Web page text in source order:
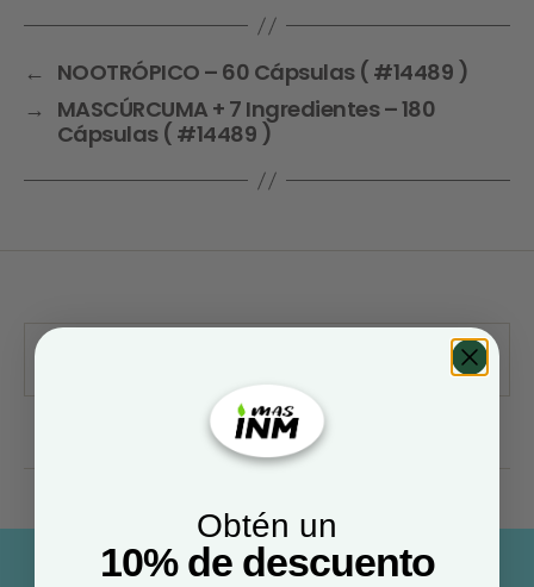
← NOOTRÓPICO – 60 Cápsulas ( #14489 )
→ MASCÚRCUMA + 7 Ingredientes – 180
Cápsulas ( #14489 )
Obtén un
10% de descuento